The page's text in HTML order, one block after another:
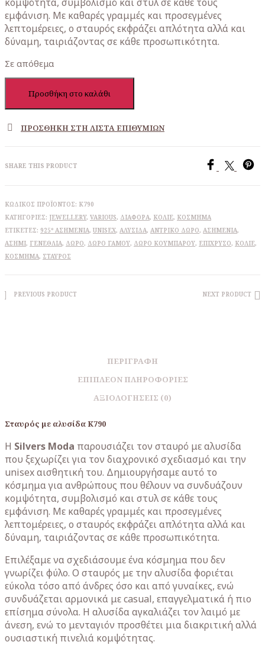
εμφάνιση. Με καθαρές γραμμές και προσεγμένες
λεπτομέρειες, ο σταυρός εκφράζει απλότητα αλλά και
δύναμη, ταιριάζοντας σε κάθε προσωπικότητα.
Σε απόθεμα
αλυσίδα
K790
ποσότητα
Προσθήκη στο καλάθι
ΠΡΟΣΘΉΚΗ ΣΤΗ ΛΊΣΤΑ ΕΠΙΘΥΜΙΏΝ
SHARE THIS PRODUCT
ΚΩΔΙΚΌΣ ΠΡΟΪΌΝΤΟΣ: K790
ΚΑΤΗΓΟΡΊΕΣ: JEWELLERY, VARIOUS, ΔΙΆΦΟΡΑ, ΚΟΛΙΈ, ΚΌΣΜΗΜΑ
ΕΤΙΚΈΤΕΣ: 925º ΑΣΗΜΈΝΙΑ, UNISEX, ΑΛΥΣΊΔΑ, ΑΝΤΡΙΚΌ ΔΏΡΟ, ΑΣΗΜΈΝΙΑ,
ΑΣΉΜΙ, ΓΕΝΈΘΛΙΑ, ΔΏΡΟ, ΔΏΡΟ ΓΆΜΟΥ, ΔΏΡΟ ΚΟΥΜΠΆΡΟΥ, ΕΠΊΧΡΥΣΟ, ΚΟΛΙΈ,
ΚΌΣΜΗΜΑ, ΣΤΑΥΡΌΣ
PREVIOUS PRODUCT NEXT PRODUCT
ΠΕΡΙΓΡΑΦΉ
ΕΠΙΠΛΈΟΝ ΠΛΗΡΟΦΟΡΊΕΣ
ΑΞΙΟΛΟΓΉΣΕΙΣ (0)
Σταυρός με αλυσίδα K790
Η Silvers Moda παρουσιάζει τον σταυρό με αλυσίδα
που ξεχωρίζει για τον διαχρονικό σχεδιασμό και την
unisex αισθητική του. Δημιουργήσαμε αυτό το
κόσμημα για ανθρώπους που θέλουν να συνδυάζουν
κομψότητα, συμβολισμό και στυλ σε κάθε τους
εμφάνιση. Με καθαρές γραμμές και προσεγμένες
λεπτομέρειες, ο σταυρός εκφράζει απλότητα αλλά και
δύναμη, ταιριάζοντας σε κάθε προσωπικότητα.
Επιλέξαμε να σχεδιάσουμε ένα κόσμημα που δεν
γνωρίζει φύλο. Ο σταυρός με την αλυσίδα φοριέται
εύκολα τόσο από άνδρες όσο και από γυναίκες, ενώ
συνδυάζεται αρμονικά με casual, επαγγελματικά ή πιο
επίσημα σύνολα. Η αλυσίδα αγκαλιάζει τον λαιμό με
άνεση, ενώ το μενταγιόν προσθέτει μια διακριτική αλλά
ουσιαστική πινελιά κομψότητας.